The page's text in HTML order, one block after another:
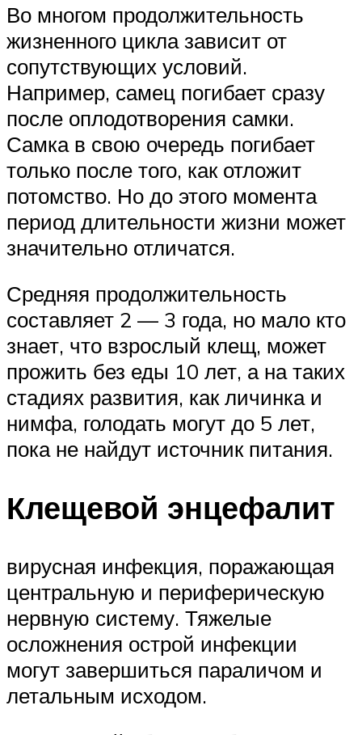
Во многом продолжительность
жизненного цикла зависит от
сопутствующих условий.
Например, самец погибает сразу
после оплодотворения самки.
Самка в свою очередь погибает
только после того, как отложит
потомство. Но до этого момента
период длительности жизни может
значительно отличатся.
Средняя продолжительность
составляет 2 — 3 года, но мало кто
знает, что взрослый клещ, может
прожить без еды 10 лет, а на таких
стадиях развития, как личинка и
нимфа, голодать могут до 5 лет,
пока не найдут источник питания.
Клещевой энцефалит
вирусная инфекция, поражающая
центральную и периферическую
нервную систему. Тяжелые
осложнения острой инфекции
могут завершиться параличом и
летальным исходом.